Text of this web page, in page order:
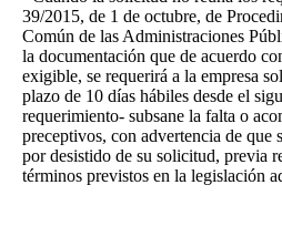
39/2015, de 1 de octubre, de
Común de las Administraciones
la documentación que de acuerdo
exigible, se requerirá a la empresa
plazo de 10 días hábiles desde el
requerimiento- subsane la falta o
preceptivos, con advertencia de que
por desistido de su solicitud, previa
términos previstos en la legislación